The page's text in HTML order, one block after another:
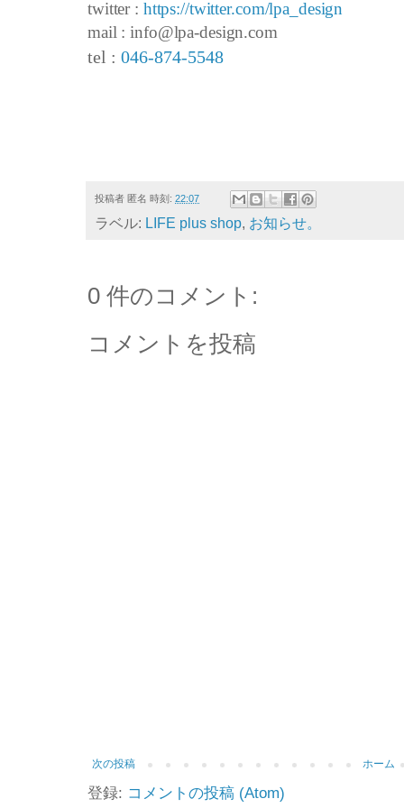
twitter : https://twitter.com/lpa_design
mail : info@lpa-design.com
tel : 046-874-5548
投稿者 匿名 時刻: 22:07
ラベル: LIFE plus shop, お知らせ。
0 件のコメント:
コメントを投稿
次の投稿 ホーム
登録: コメントの投稿 (Atom)